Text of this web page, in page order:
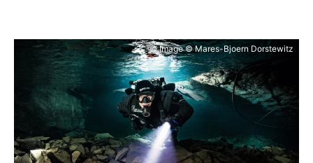
© Image © Mares-Bjoern Dorstewitz